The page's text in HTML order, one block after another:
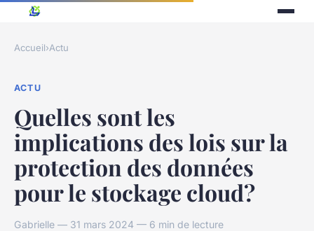
Accueil›Actu
ACTU
Quelles sont les
implications des lois sur la
protection des données
pour le stockage cloud?
Gabrielle — 31 mars 2024 — 6 min de lecture